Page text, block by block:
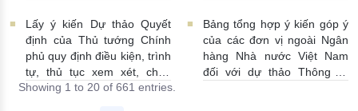
22/06/2026 | 09:13:00
Lấy ý kiến Dự thảo Quyết
định của Thủ tướng Chính
phủ quy định điều kiện, trình
tự, thủ tục xem xét, chấp
thuận cho Tổ chức kinh tế
Bảng tổng hợp ý kiến góp ý
của các đơn vị ngoài Ngân
hàng Nhà nước Việt Nam
đối với dự thảo Thông tư
Showing 1 to 20 of 661 entries.